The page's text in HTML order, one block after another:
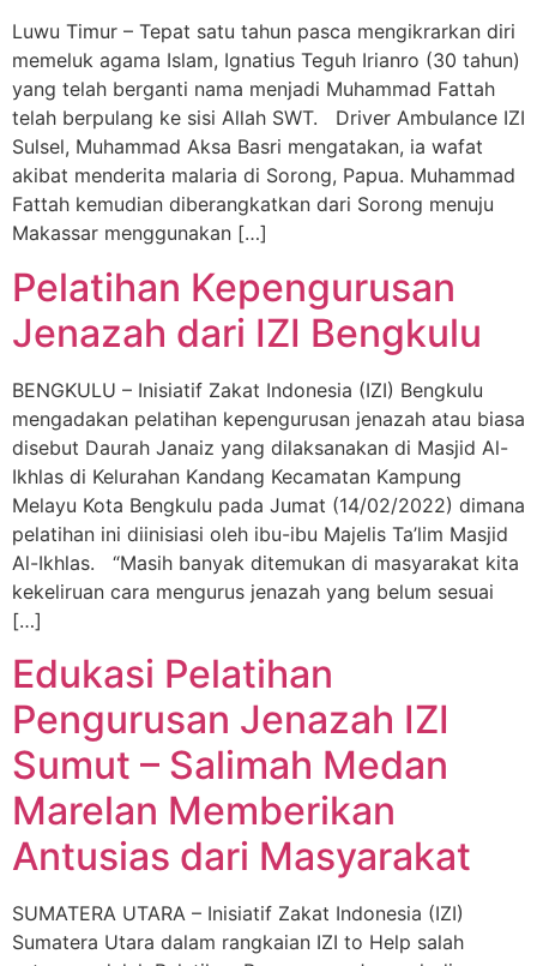
Luwu Timur – Tepat satu tahun pasca mengikrarkan diri
memeluk agama Islam, Ignatius Teguh Irianro (30 tahun)
yang telah berganti nama menjadi Muhammad Fattah
telah berpulang ke sisi Allah SWT. Driver Ambulance IZI
Sulsel, Muhammad Aksa Basri mengatakan, ia wafat
akibat menderita malaria di Sorong, Papua. Muhammad
Fattah kemudian diberangkatkan dari Sorong menuju
Makassar menggunakan […]
Pelatihan Kepengurusan
Jenazah dari IZI Bengkulu
BENGKULU – Inisiatif Zakat Indonesia (IZI) Bengkulu
mengadakan pelatihan kepengurusan jenazah atau biasa
disebut Daurah Janaiz yang dilaksanakan di Masjid Al-
Ikhlas di Kelurahan Kandang Kecamatan Kampung
Melayu Kota Bengkulu pada Jumat (14/02/2022) dimana
pelatihan ini diinisiasi oleh ibu-ibu Majelis Ta’lim Masjid
Al-Ikhlas. “Masih banyak ditemukan di masyarakat kita
kekeliruan cara mengurus jenazah yang belum sesuai
[…]
Edukasi Pelatihan
Pengurusan Jenazah IZI
Sumut – Salimah Medan
Marelan Memberikan
Antusias dari Masyarakat
SUMATERA UTARA – Inisiatif Zakat Indonesia (IZI)
Sumatera Utara dalam rangkaian IZI to Help salah